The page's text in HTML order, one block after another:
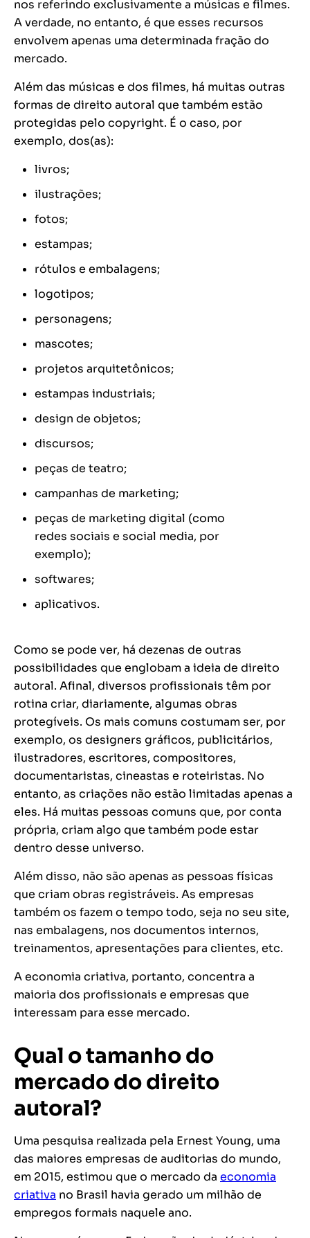
nos referindo exclusivamente a músicas e filmes.
A verdade, no entanto, é que esses recursos
envolvem apenas uma determinada fração do
mercado.
Além das músicas e dos filmes, há muitas outras
formas de direito autoral que também estão
protegidas pelo copyright. É o caso, por
exemplo, dos(as):
livros;
ilustrações;
fotos;
estampas;
rótulos e embalagens;
logotipos;
personagens;
mascotes;
projetos arquitetônicos;
estampas industriais;
design de objetos;
discursos;
peças de teatro;
campanhas de marketing;
peças de marketing digital (como
redes sociais e social media, por
exemplo);
softwares;
aplicativos.
Como se pode ver, há dezenas de outras
possibilidades que englobam a ideia de direito
autoral. Afinal, diversos profissionais têm por
rotina criar, diariamente, algumas obras
protegíveis. Os mais comuns costumam ser, por
exemplo, os designers gráficos, publicitários,
ilustradores, escritores, compositores,
documentaristas, cineastas e roteiristas. No
entanto, as criações não estão limitadas apenas a
eles. Há muitas pessoas comuns que, por conta
própria, criam algo que também pode estar
dentro desse universo.
Além disso, não são apenas as pessoas físicas
que criam obras registráveis. As empresas
também os fazem o tempo todo, seja no seu site,
nas embalagens, nos documentos internos,
treinamentos, apresentações para clientes, etc.
A economia criativa, portanto, concentra a
maioria dos profissionais e empresas que
interessam para esse mercado.
Qual o tamanho do
mercado do direito
autoral?
Uma pesquisa realizada pela Ernest Young, uma
das maiores empresas de auditorias do mundo,
em 2015, estimou que o mercado da economia
criativa no Brasil havia gerado um milhão de
empregos formais naquele ano.